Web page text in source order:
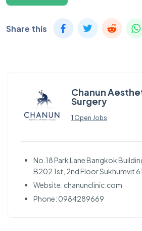
Share this
Chanun
Surgery
1 Open Jobs
No.18 Park Lane Bangkok
B202 1st, 2nd Floor Sukhumvit
Website: chanunclinic.com
Phone: 0984289669